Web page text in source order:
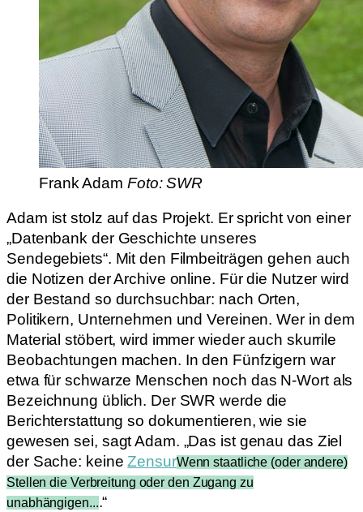
Frank Adam Foto: SWR
Adam ist stolz auf das Projekt. Er spricht von einer
„Datenbank der Geschichte unseres
Sendegebiets“. Mit den Filmbeiträgen gehen auch
die Notizen der Archive online. Für die Nutzer wird
der Bestand so durchsuchbar: nach Orten,
Politikern, Unternehmen und Vereinen. Wer in dem
Material stöbert, wird immer wieder auch skurrile
Beobachtungen machen. In den Fünfzigern war
etwa für schwarze Menschen noch das N-Wort als
Bezeichnung üblich. Der SWR werde die
Berichterstattung so dokumentieren, wie sie
gewesen sei, sagt Adam. „Das ist genau das Ziel
der Sache: keineZensurWenn staatliche (oder andere)
Stellen die Verbreitung oder den Zugang zu
unabhängigen....“